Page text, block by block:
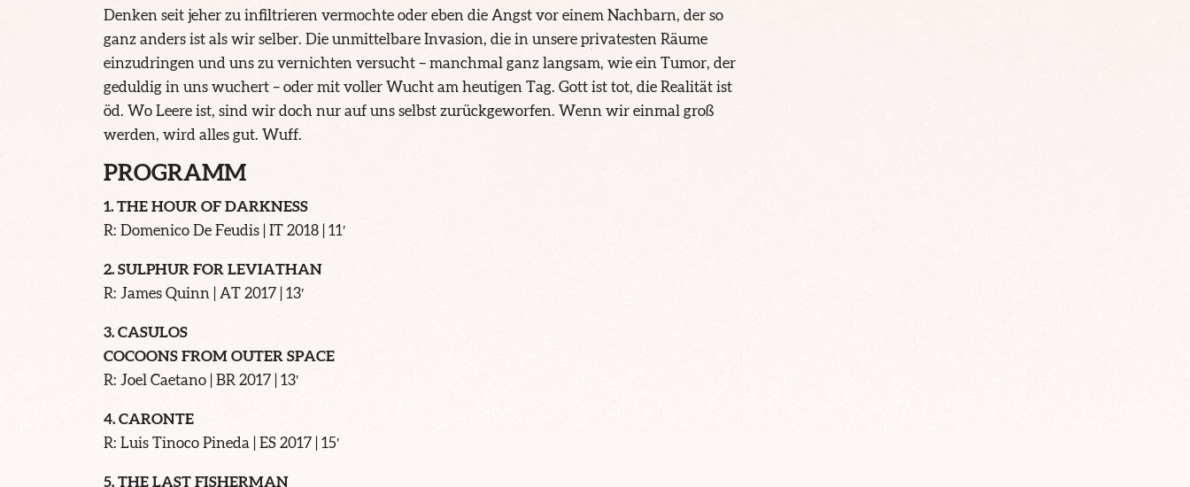
Denken seit jeher zu infiltrieren vermochte oder eben die Angst vor einem Nachbarn, der so
ganz anders ist als wir selber. Die unmittelbare Invasion, die in unsere privatesten Räume
einzudringen und uns zu vernichten versucht – manchmal ganz langsam, wie ein Tumor, der
geduldig in uns wuchert – oder mit voller Wucht am heutigen Tag. Gott ist tot, die Realität ist
öd. Wo Leere ist, sind wir doch nur auf uns selbst zurückgeworfen. Wenn wir einmal groß
werden, wird alles gut. Wuff.
PROGRAMM
1. THE HOUR OF DARKNESS
R: Domenico De Feudis | IT 2018 | 11′
2. SULPHUR FOR LEVIATHAN
R: James Quinn | AT 2017 | 13′
3. CASULOS
COCOONS FROM OUTER SPACE
R: Joel Caetano | BR 2017 | 13′
4. CARONTE
R: Luis Tinoco Pineda | ES 2017 | 15′
5. THE LAST FISHERMAN